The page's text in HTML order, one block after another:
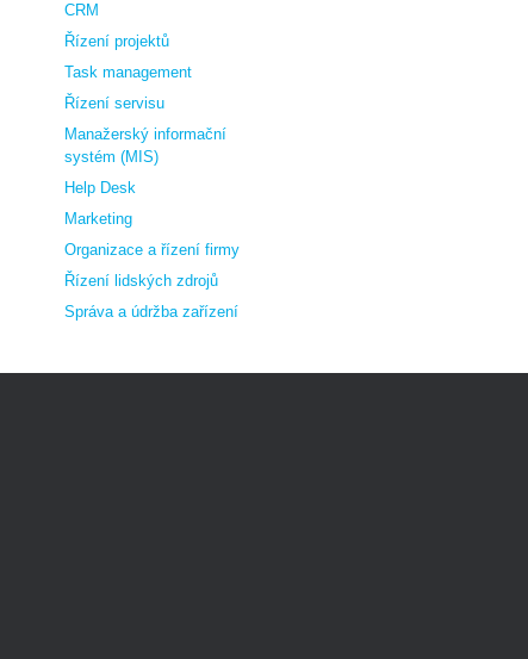
CRM
Řízení projektů
Task management
Řízení servisu
Manažerský informační
systém (MIS)
Help Desk
Marketing
Organizace a řízení firmy
Řízení lidských zdrojů
Správa a údržba zařízení